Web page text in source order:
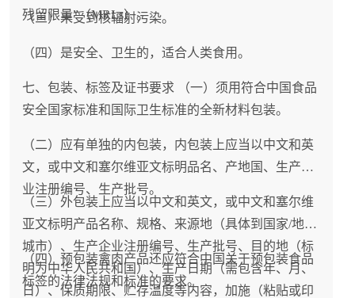
残留限量”（MRLs）。
（三）未受到核辐射污染。
（四）是安全、卫生的，适合人类食用。
七、包装、标签及证书要求 （一）须用符合中国食品
安全国家标准和国际卫生标准的全新材料包装。
（二）应有单独的内包装，内包装上应当以中文和英
文，或中文和塞尔维亚文标明品名、产地国、生产企
业注册编号、生产批号。
（三）外包装上应当以中文和英文，或中文和塞尔维
亚文标明产品名称、规格、来源地（具体到国家/地区/
城市）、生产企业注册编号、生产批号、目的地（标
明为中华人民共和国）、生产日期（需包含年、月、
日）、保质期限、贮存温度等内容，加施（粘贴或印
（四）预包装禽肉产品还应符合中国关于预包装食品
标签的法律法规和标准的要求。